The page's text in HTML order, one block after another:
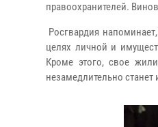
правоохранителей.
Росгвардия
целях личной и
Кроме этого, свое
незамедлительно